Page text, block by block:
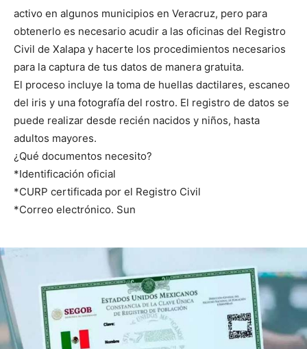
activo en algunos municipios en Veracruz, pero para
obtenerlo es necesario acudir a las oficinas del Registro
Civil de Xalapa y hacerte los procedimientos necesarios
para la captura de tus datos de manera gratuita.
El proceso incluye la toma de huellas dactilares, escaneo
del iris y una fotografía del rostro. El registro de datos se
puede realizar desde recién nacidos y niños, hasta
adultos mayores.
¿Qué documentos necesito?
*Identificación oficial
*CURP certificada por el Registro Civil
*Correo electrónico. Sun